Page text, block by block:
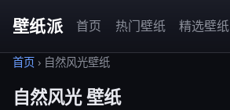
壁纸派 首页 热门壁纸 精选壁纸
首页 › 自然风光壁纸
自然风光 壁纸